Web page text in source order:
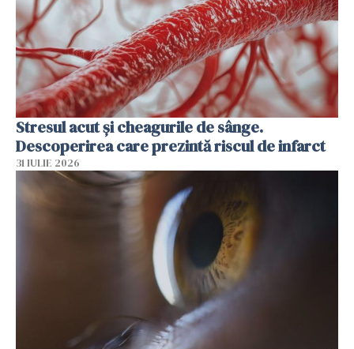
Stresul acut și cheagurile de sânge.
Descoperirea care prezintă riscul de infarct
31 IULIE 2026